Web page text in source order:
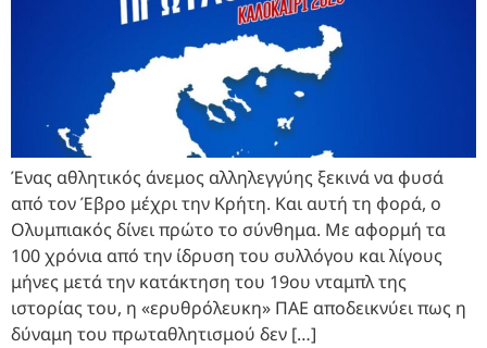
Ένας αθλητικός άνεμος αλληλεγγύης ξεκινά να φυσά
από τον Έβρο μέχρι την Κρήτη. Και αυτή τη φορά, ο
Ολυμπιακός δίνει πρώτο το σύνθημα. Με αφορμή τα
100 χρόνια από την ίδρυση του συλλόγου και λίγους
μήνες μετά την κατάκτηση του 19ου νταμπλ της
ιστορίας του, η «ερυθρόλευκη» ΠΑΕ αποδεικνύει πως η
δύναμη του πρωταθλητισμού δεν […]